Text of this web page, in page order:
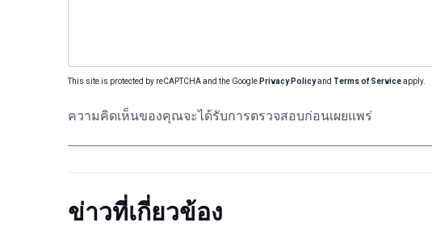
This site is protected by reCAPTCHA and the Google Privacy Policyand Terms of Serviceapply.
ความคิดเห็นของคุณจะได้รับการตรวจสอบก่อนเผยแพร่
ข่าวที่เกี่ยวข้อง